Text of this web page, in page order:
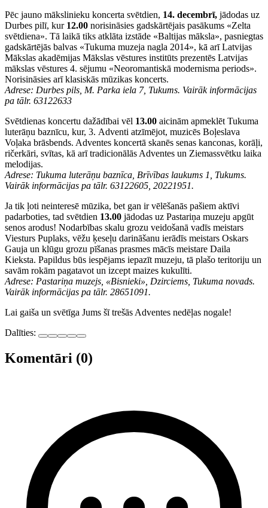
Pēc jauno mākslinieku koncerta svētdien, 14. decembrī, jādodas uz
Durbes pilī, kur12.00 norisināsies gadskārtējais pasākums «Zelta
svētdiena». Tā laikā tiks atklāta izstāde «Baltijas māksla», pasniegtas
gadskārtējās balvas «Tukuma muzeja nagla 2014», kā arī Latvijas
Mākslas akadēmijas Mākslas vēstures institūts prezentēs Latvijas
mākslas vēstures 4. sējumu «Neoromantiskā modernisma periods».
Norisināsies arī klasiskās mūzikas koncerts.
Adrese: Durbes pils, M. Parka iela 7, Tukums. Vairāk informācijas
pa tālr. 63122633
Svētdienas koncertu dažādībai vēl 13.00 aicinām apmeklēt Tukuma
luterāņu baznīcu, kur, 3. Adventi atzīmējot, muzicēs Boļeslava
Voļaka brāsbends. Adventes koncertā skanēs senas kanconas, korāļi,
ričerkāri, svītas, kā arī tradicionālās Adventes un Ziemassvētku laika
melodijas.
Adrese: Tukuma luterāņu baznīca, Brīvības laukums 1, Tukums.
Vairāk informācijas pa tālr. 63122605, 20221951.
Ja tik ļoti neinteresē mūzika, bet gan ir vēlēšanās pašiem aktīvi
padarboties, tad svētdien 13.00 jādodas uz Pastariņa muzeju apgūt
senos arodus! Nodarbības skalu grozu veidošanā vadīs meistars
Viesturs Puplaks, vēžu ķeseļu darināšanu ierādīs meistars Oskars
Gauja un klūgu grozu pīšanas prasmes mācīs meistare Daila
Kieksta. Papildus būs iespējams iepazīt muzeju, tā plašo teritoriju un
savām rokām pagatavot un izcept maizes kukulīti.
Adrese: Pastariņa muzejs, «Bisnieki», Dzirciems, Tukuma novads.
Vairāk informācijas pa tālr. 28651091.
Lai gaiša un svētīga Jums šī trešās Adventes nedēļas nogale!
Dalīties:
Komentāri (0)